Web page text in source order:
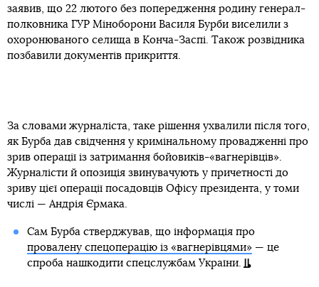
заявив, що 22 лютого без попередження родину генерал-
полковника ГУР Міноборони Василя Бурби виселили з
охоронюваного селища в Конча-Заспі. Також розвідника
позбавили документів прикриття.
За словами журналіста, таке рішення ухвалили після того,
як Бурба дав свідчення у кримінальному провадженні про
зрив операції із затримання бойовиків-«вагнерівців».
Журналісти й опозиція звинувачують у причетності до
зриву цієї операції посадовців Офісу президента, у томи
числі — Андрія Єрмака.
Сам Бурба стверджував, що інформація про
провалену спецоперацію із «вагнерівцями»— це
спроба нашкодити спецслужбам України.